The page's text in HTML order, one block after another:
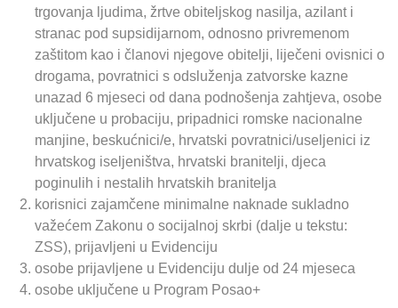
trgovanja ljudima, žrtve obiteljskog nasilja, azilant i
stranac pod supsidijarnom, odnosno privremenom
zaštitom kao i članovi njegove obitelji, liječeni ovisnici o
drogama, povratnici s odsluženja zatvorske kazne
unazad 6 mjeseci od dana podnošenja zahtjeva, osobe
uključene u probaciju, pripadnici romske nacionalne
manjine, beskućnici/e, hrvatski povratnici/useljenici iz
hrvatskog iseljeništva, hrvatski branitelji, djeca
poginulih i nestalih hrvatskih branitelja
korisnici zajamčene minimalne naknade sukladno
važećem Zakonu o socijalnoj skrbi (dalje u tekstu:
ZSS), prijavljeni u Evidenciju
osobe prijavljene u Evidenciju dulje od 24 mjeseca
osobe uključene u Program Posao+